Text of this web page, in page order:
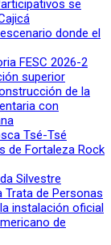
se
donde el
FESC 2026-2
superior
de la
con
Tsé-Tsé
de Fortaleza Rock
Silvestre
Trata de Personas
instalación oficial
de